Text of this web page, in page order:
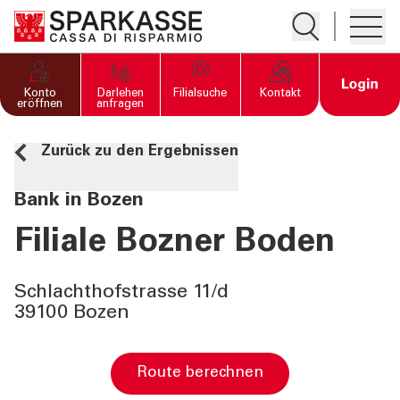
Suche öffnen
PRIVATKUNDEN UND
FAMILIEN
GESCHÄFTSKUNDEN
DIENSTLEISTUNGEN
PRIVATKUNDEN
DIENSTLEISTUNGEN
GESCHÄFTSKUNDEN
MEHR ALS BANK
Konto
eröffnen
Darlehen
anfragen
Filialsuche Kontakt Open
Zurück zu den Ergebnissen
Bank in Bozen
Filiale Bozner Boden
Schlachthofstrasse 11/d
39100 Bozen
Route berechnen